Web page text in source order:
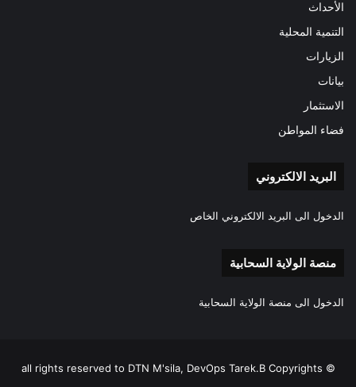
الأحداث
التنمية المحلية
الزيارات
بيانات
الاستثمار
فضاء المواطن
البريد الالكتروني
الدخول الى البريد الالكتروني الخاص
منصة الولاية السحابية
الدخول الى منصة الولاية السحابية
all rights reserved to DTN M'sila, DevOps Tarek.B Copyrights ©